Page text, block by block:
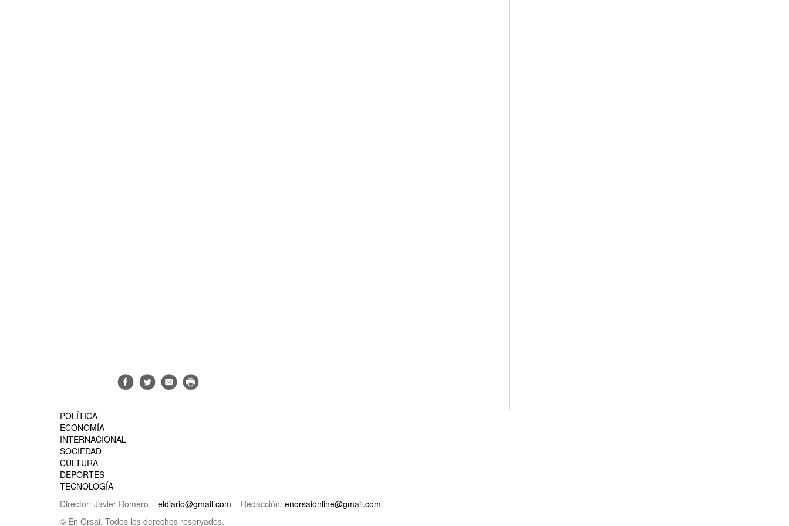
POLÍTICA
ECONOMÍA
INTERNACIONAL
SOCIEDAD
CULTURA
DEPORTES
TECNOLOGÍA
Director: Javier Romero – eldiario@gmail.com – Redacción: enorsaionline@gmail.com
© En Orsai. Todos los derechos reservados.